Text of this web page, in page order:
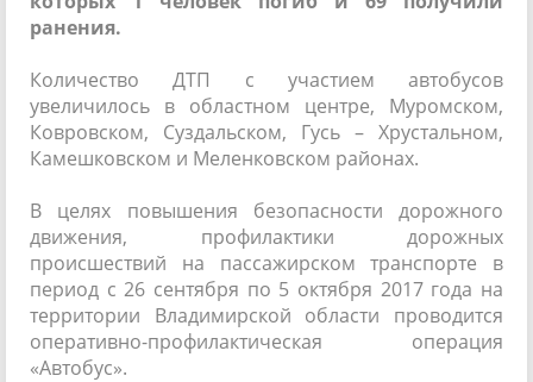
ранения.
Количество ДТП с участием автобусов
увеличилось в областном центре, Муромском,
Ковровском, Суздальском, Гусь – Хрустальном,
Камешковском и Меленковском районах.
В целях повышения безопасности дорожного
движения, профилактики дорожных
происшествий на пассажирском транспорте в
период с 26 сентября по 5 октября 2017 года на
территории Владимирской области проводится
оперативно-профилактическая операция
«Автобус».